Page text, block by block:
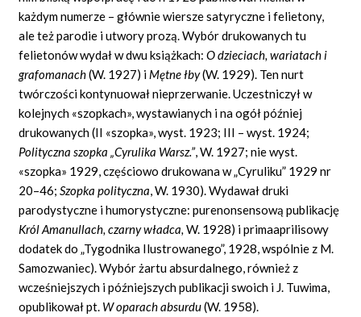
każdym numerze – głównie wiersze satyryczne i felietony,
ale też parodie i utwory prozą. Wybór drukowanych tu
felietonów wydał w dwu książkach:O dzieciach, wariatach i
grafomanach(W. 1927) i Mętne łby(W. 1929). Ten nurt
twórczości kontynuował nieprzerwanie. Uczestniczył w
kolejnych «szopkach», wystawianych i na ogół później
drukowanych (II «szopka», wyst. 1923; III – wyst. 1924;
Polityczna szopka „Cyrulika Warsz.”,W. 1927; nie wyst.
«szopka» 1929, częściowo drukowana w „Cyruliku” 1929 nr
20–46;Szopka polityczna,W. 1930). Wydawał druki
parodystyczne i humorystyczne: purenonsensową publikację
Król Amanullach, czarny władca,W. 1928) i primaaprilisowy
dodatek do „Tygodnika Ilustrowanego”, 1928, wspólnie z M.
Samozwaniec). Wybór żartu absurdalnego, również z
wcześniejszych i późniejszych publikacji swoich i J. Tuwima,
opublikował pt. W oparach absurdu(W. 1958).